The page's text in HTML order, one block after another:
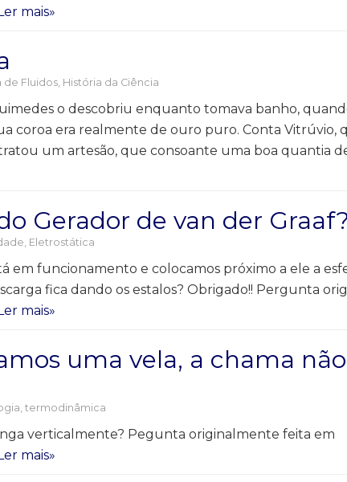
mais»
de Fluidos, História da Ciência
o descobriu enquanto tomava banho,
coroa era realmente de ouro puro. Conta Vitrúvio,
um artesão, que consoante uma boa quantia
Gerador de van der
, Eletrostática
em funcionamento e colocamos próximo a ele a
fica dando os estalos? Obrigado!! Pergunta
mais»
uma vela, a chama
termodinâmica
verticalmente? Pegunta originalmente feita em
mais»